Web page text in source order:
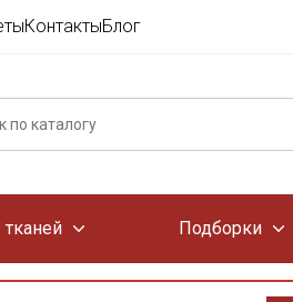
КонтактыБлог
Подборки